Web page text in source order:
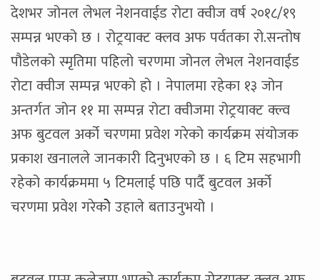
देशभर जोनल लेभल नेशनवाईड रोटा क्वीज वर्ष २०१८/१९
सम्पन्न भएको छ । रोट्रयाक्ट क्लव अफ पर्वतका रो.सन्तोष
पौडेलको स्मृतिमा पहिलो चरणमा जोनल लेभल नेशनवाईड
रोटा क्वीज सम्पन्न भएको हो । नेपालमा रहेका १३ जोन
अन्तर्गत जोन ११ मा सम्पन्न रोटा क्वीजमा रोट्रयाक्ट क्ल्व
अफ बुटवल अर्को चरणमा प्रवेश गरेको कार्यक्रम संयोजक
प्रकाश खनालले जानकारी दिनुभएको छ । ६ टिम सहभागी
रहेको कार्यक्रममा ५ टिमलाई पछि पार्दै बुटवल अर्को
चरणमा प्रवेश गरेकोे उहाले बताउनुभयो ।